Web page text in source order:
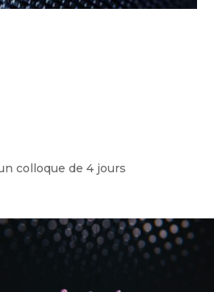
colloque de 4 jours